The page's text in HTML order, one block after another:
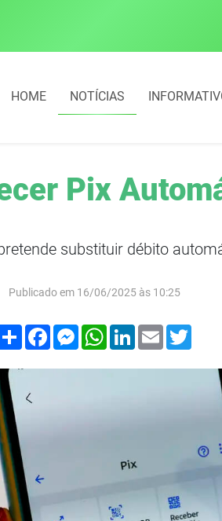
HOME NOTÍCIAS
Pix
substituir débito
Publicado em 16/06/2025 às 10:25
Compartilhar
FacebookMessenger
WhatsApp
LinkedIn
Email